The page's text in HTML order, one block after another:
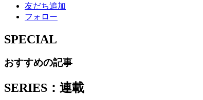
友だち追加
フォロー
SPECIAL
おすすめの記事
SERIES：連載